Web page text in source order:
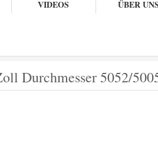
VIDEOS ÜBER UNS
Durchmesser 5052/